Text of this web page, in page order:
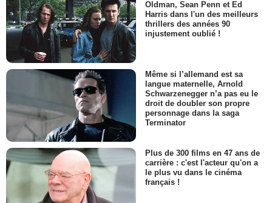
Oldman, Sean Penn et Ed
Harris dans l'un des meilleurs
thrillers des années 90
injustement oublié !
Même si l’allemand est sa
langue maternelle, Arnold
Schwarzenegger n’a pas eu le
droit de doubler son propre
personnage dans la saga
Terminator
Plus de 300 films en 47 ans de
carrière : c'est l'acteur qu'on a
le plus vu dans le cinéma
français !